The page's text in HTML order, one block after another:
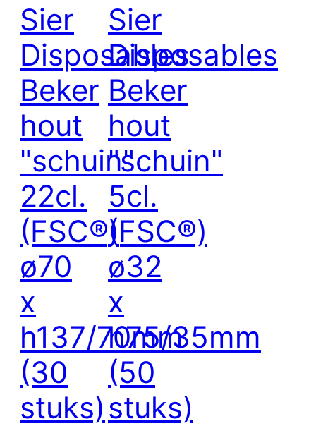
Sier
Disposables
Beker
hout
"schuin"
22cl.
(FSC®)
ø70
x
h137/70mm
(30
stuks)
Sier
Disposables
Beker
hout
"schuin"
5cl.
(FSC®)
ø32
x
h75/35mm
(50
stuks)